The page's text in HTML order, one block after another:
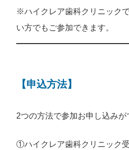
※ハイクレア歯科クリニック
い方でもご参加できます。
【申込方法】
2つの方法で参加お申し込みが
①ハイクレア歯科クリニック